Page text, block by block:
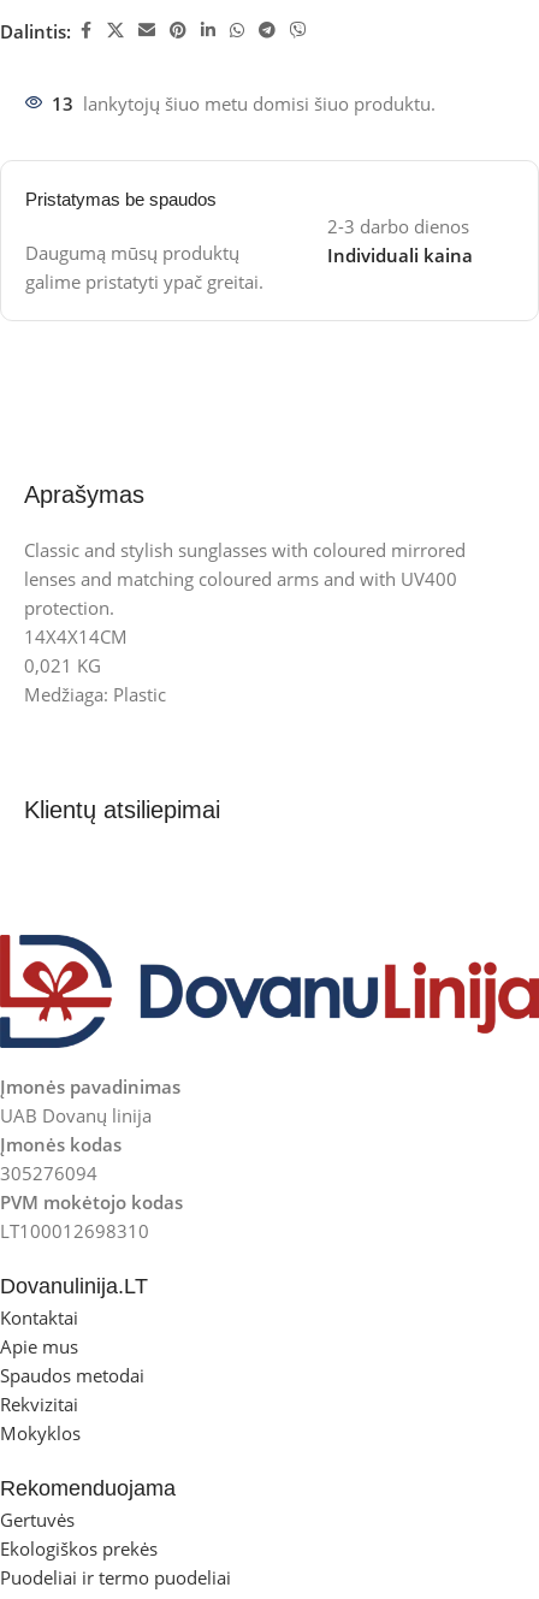
Dalintis:
13 lankytojų šiuo metu domisi šiuo produktu.
Pristatymas be spaudos
Daugumą mūsų produktų
galime pristatyti ypač greitai.
2-3 darbo dienos
Individuali kaina
Aprašymas
Classic and stylish sunglasses with coloured mirrored
lenses and matching coloured arms and with UV400
protection.
14X4X14CM
0,021 KG
Medžiaga: Plastic
Klientų atsiliepimai
Įmonės pavadinimas
UAB Dovanų linija
Įmonės kodas
305276094
PVM mokėtojo kodas
LT100012698310
Dovanulinija.LT
Kontaktai
Apie mus
Spaudos metodai
Rekvizitai
Mokyklos
Rekomenduojama
Gertuvės
Ekologiškos prekės
Puodeliai ir termo puodeliai